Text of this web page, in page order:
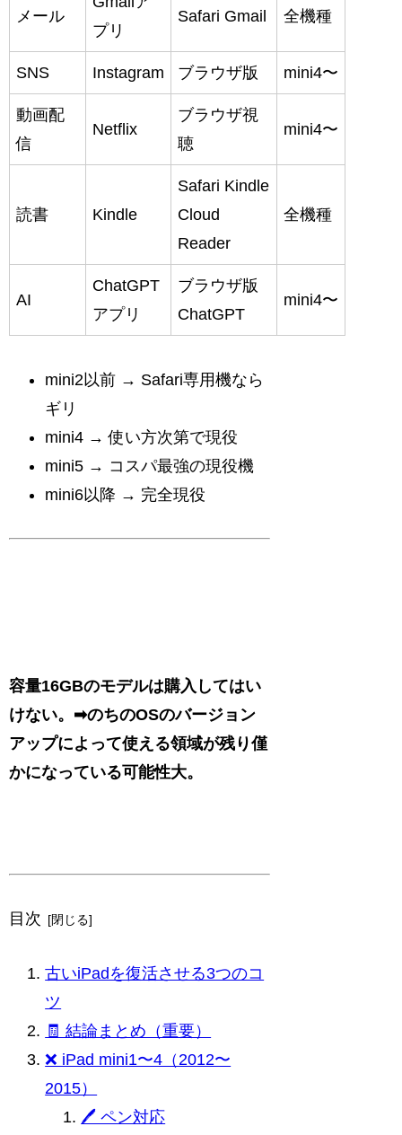
メール
プリ
Safari Gmail 全機種
SNS Instagram ブラウザ版 mini4〜
動画配
信
Netflix
ブラウザ視
聴
mini4〜
読書 Kindle
Safari Kindle
Cloud
Reader
全機種
AI
ChatGPT
アプリ
ブラウザ版
ChatGPT
mini4〜
mini2以前 → Safari専用機なら
ギリ
mini4 → 使い方次第で現役
mini5 → コスパ最強の現役機
mini6以降 → 完全現役
容量16GBのモデルは購入してはい
けない。➡のちのOSのバージョン
アップによって使える領域が残り僅
かになっている可能性大。
目次
古いiPadを復活させる3つのコ
ツ
🧾 結論まとめ（重要）
❌ iPad mini1〜4（2012〜
2015）
🖊 ペン対応